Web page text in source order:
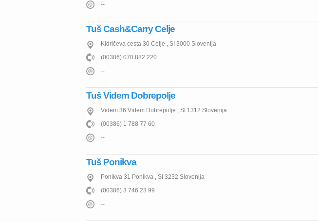
--
Tuš Cash&Carry Celje
Kidričeva cesta 30 Celje , SI 3000 Slovenija
(00386) 070 882 220
--
Tuš Videm Dobrepolje
Videm 36 Videm Dobrepolje , SI 1312 Slovenija
(00386) 1 788 77 60
--
Tuš Ponikva
Ponikva 31 Ponikva , SI 3232 Slovenija
(00386) 3 746 23 99
--